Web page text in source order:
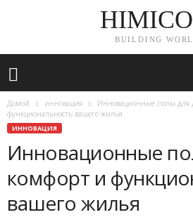
BUILDING
Домой инновация
Инновационные полы для
функциональность вашего жилья
ИННОВАЦИЯ
Инновационные
комфорт и
вашего жилья